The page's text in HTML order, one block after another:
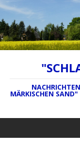
MÄRKISCHEN